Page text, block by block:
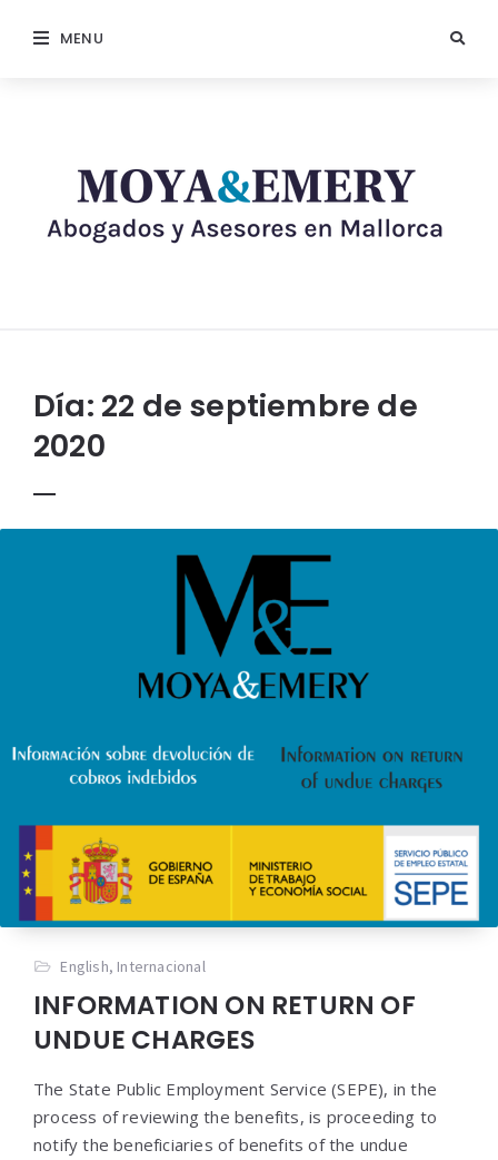
MENU
Día: 22 de septiembre de
2020
English, Internacional
INFORMATION ON RETURN OF
UNDUE CHARGES
The State Public Employment Service (SEPE), in the
process of reviewing the benefits, is proceeding to
notify the beneficiaries of benefits of the undue